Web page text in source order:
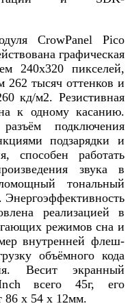
CrowPanel Pico
графическая
240х320 пикселей,
262 тысяч оттенков и
кд/м2. Резистивная
к одному касанию.
подключения
подзарядки и
способен работать
звука в
тональный
Энергоэффективность
реализацией в
режимов сна и
внутренней флеш-
объёмного кода
Весит экранный
всего 45г, его
86 х 54 х 12мм.